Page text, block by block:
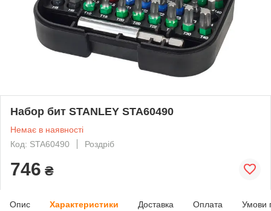
Набор бит STANLEY STA60490
Немає в наявності
Код: STA60490
Роздріб
746 ₴
Опис Характеристики Доставка Оплата Умови